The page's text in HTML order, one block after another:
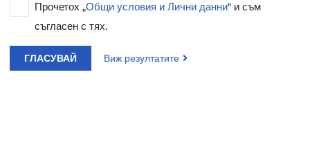
Прочетох „Общи условия и Лични данни“ и съм
съгласен с тях.
ГЛАСУВАЙ Виж резултатите